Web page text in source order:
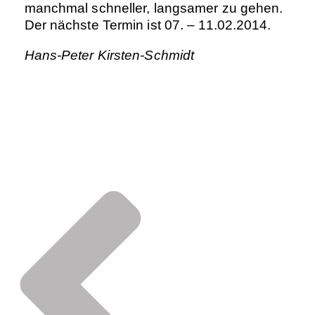
manchmal schneller, langsamer zu gehen.
Der nächste Termin ist 07. – 11.02.2014.
Hans-Peter Kirsten-Schmidt